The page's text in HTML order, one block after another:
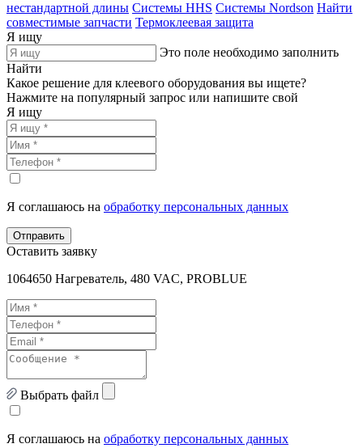
нестандартной длины Системы HHS Системы Nordson Найти
совместимые запчасти Термоклеевая защита
Я ищу
Это поле необходимо заполнить
Найти
Какое решение для клеевого оборудования вы ищете?
Нажмите на популярный запрос или напишите свой
Я ищу
Я соглашаюсь на обработку персональных данных
Отправить
Оставить заявку
1064650 Нагреватель, 480 VAC, PROBLUE
Выбрать файл
Я соглашаюсь на обработку персональных данных